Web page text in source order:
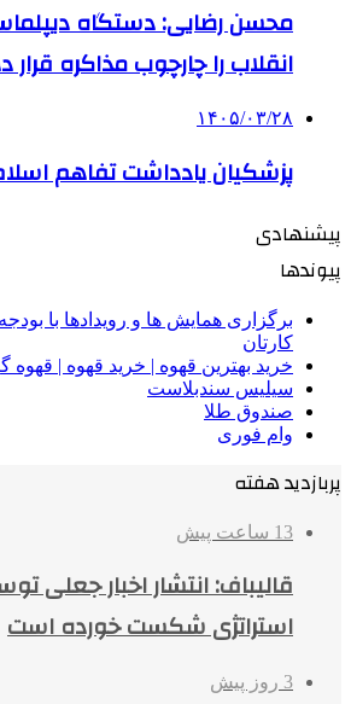
محسن رضایی: دستگاه
انقلاب را چارچوب مذاکره قرار
۱۴۰۵/۰۳/۲۸
پزشکیان یادداشت تفاهم
پیشنهادی
پیوندها
برگزاری همایش ها و رویدادها با
کارتان
خرید بهترین قهوه | خرید قهوه | قهوه
سیلیس سندبلاست
صندوق طلا
وام فوری
پربازدید هفته
13 ساعت پیش
قالیباف: انتشار اخبار جعلی
استراتژی شکست خورده است
3 روز پیش